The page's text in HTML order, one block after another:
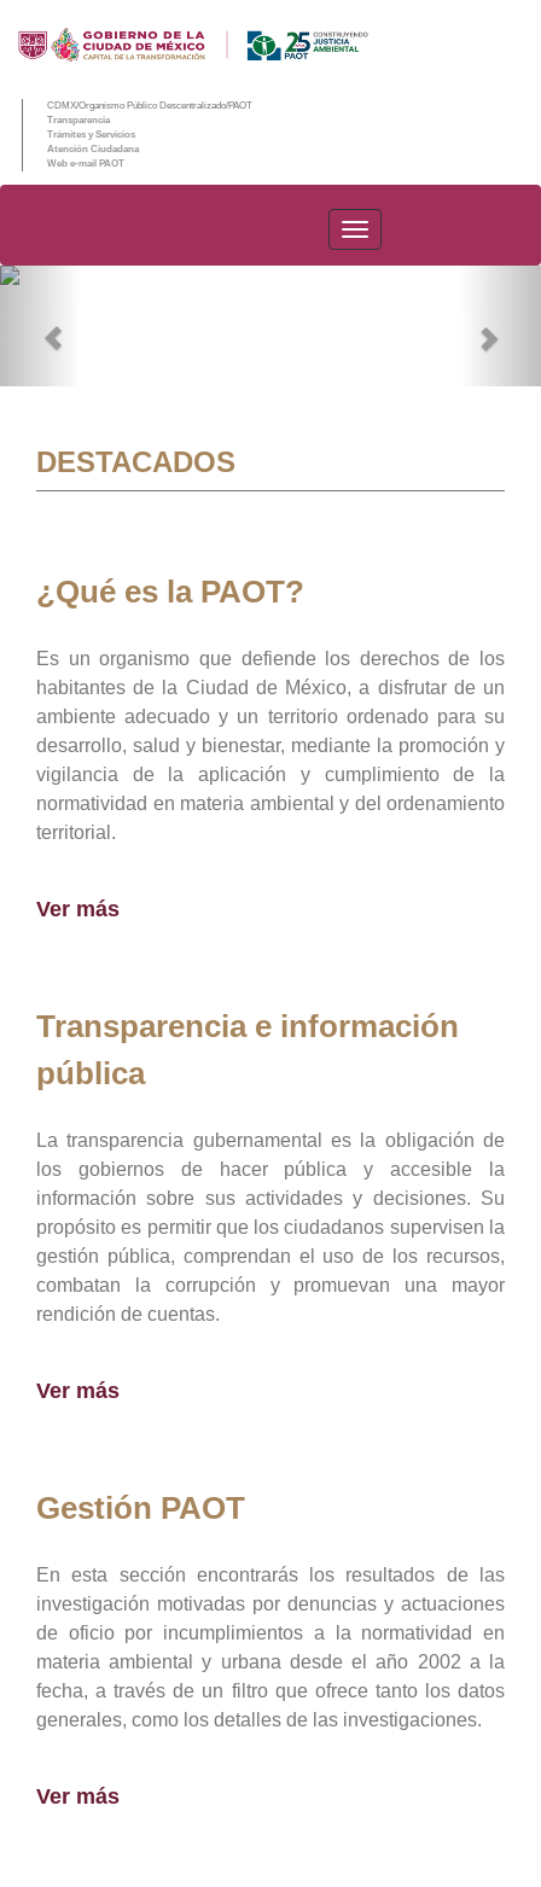
CDMX/Organismo Público Descentralizado/PAOT
Transparencia
Trámites y Servicios
Atención Ciudadana
Web e-mail PAOT
PAOT
DESTACADOS
¿Qué es la PAOT?
Es un organismo que defiende los derechos de los
habitantes de la Ciudad de México, a disfrutar de un
ambiente adecuado y un territorio ordenado para su
desarrollo, salud y bienestar, mediante la promoción y
vigilancia de la aplicación y cumplimiento de la
normatividad en materia ambiental y del ordenamiento
territorial.
Ver más
Transparencia e información
pública
La transparencia gubernamental es la obligación de
los gobiernos de hacer pública y accesible la
información sobre sus actividades y decisiones. Su
propósito es permitir que los ciudadanos supervisen la
gestión pública, comprendan el uso de los recursos,
combatan la corrupción y promuevan una mayor
rendición de cuentas.
Ver más
Gestión PAOT
En esta sección encontrarás los resultados de las
investigación motivadas por denuncias y actuaciones
de oficio por incumplimientos a la normatividad en
materia ambiental y urbana desde el año 2002 a la
fecha, a través de un filtro que ofrece tanto los datos
generales, como los detalles de las investigaciones.
Ver más